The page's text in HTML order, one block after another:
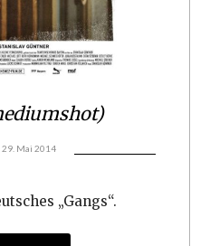
29. Mai 2014
„Gangs“.